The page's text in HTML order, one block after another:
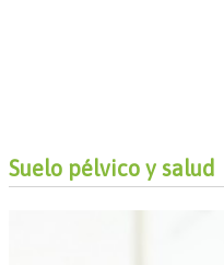
Suelo pélvico y salud